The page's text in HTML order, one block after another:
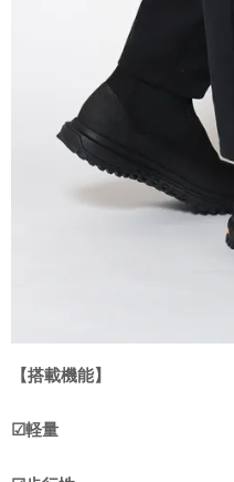
【搭載機能】
☑︎軽量